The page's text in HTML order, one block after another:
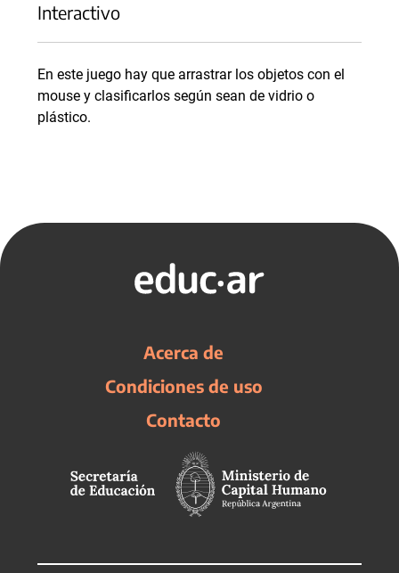
Interactivo
En este juego hay que arrastrar los objetos con el
mouse y clasificarlos según sean de vidrio o
plástico.
Acerca de
Condiciones de uso
Contacto